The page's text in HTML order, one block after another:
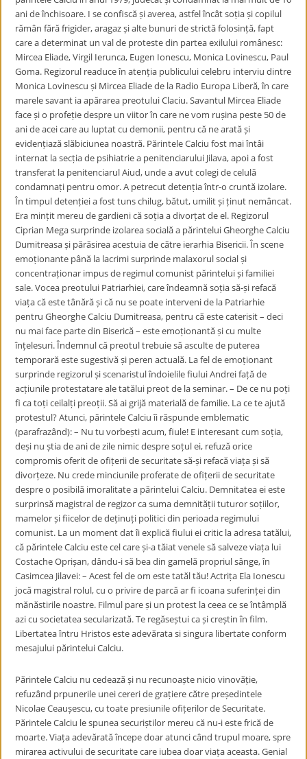
ani de închisoare. I se confiscă și averea, astfel încât soția și copilul
rămân fără frigider, aragaz și alte bunuri de strictă folosință, fapt
care a determinat un val de proteste din partea exilului românesc:
Mircea Eliade, Virgil Ierunca, Eugen Ionescu, Monica Lovinescu, Paul
Goma. Regizorul readuce în atenția publicului celebru interviu dintre
Monica Lovinescu și Mircea Eliade de la Radio Europa Liberă, în care
marele savant ia apărarea preotului Claciu. Savantul Mircea Eliade
face și o profeție despre un viitor în care ne vom rușina peste 50 de
ani de acei care au luptat cu demonii, pentru că ne arată și
evidențiază slăbiciunea noastră. Părintele Calciu fost mai întâi
internat la secția de psihiatrie a penitenciarului Jilava, apoi a fost
transferat la penitenciarul Aiud, unde a avut colegi de celulă
condamnați pentru omor. A petrecut detenția într-o cruntă izolare.
În timpul detenției a fost tuns chilug, bătut, umilit și ținut nemâncat.
Era mințit mereu de gardieni că soția a divorțat de el. Regizorul
Ciprian Mega surprinde izolarea socială a părintelui Gheorghe Calciu
Dumitreasa și părăsirea acestuia de către ierarhia Bisericii. În scene
emoționante până la lacrimi surprinde malaxorul social și
concentraționar impus de regimul comunist părintelui și familiei
sale. Vocea preotului Patriarhiei, care îndeamnă soția să-și refacă
viața că este tânără și că nu se poate interveni de la Patriarhie
pentru Gheorghe Calciu Dumitreasa, pentru că este caterisit – deci
nu mai face parte din Biserică – este emoționantă și cu multe
înțelesuri. Îndemnul că preotul trebuie să asculte de puterea
temporară este sugestivă și peren actuală. La fel de emoționant
surprinde regizorul și scenaristul îndoielile fiului Andrei față de
acțiunile protestatare ale tatălui preot de la seminar. – De ce nu poți
fi ca toți ceilalți preoții. Să ai grijă materială de familie. La ce te ajută
protestul? Atunci, părintele Calciu îi răspunde emblematic
(parafrazând): – Nu tu vorbești acum, fiule! E interesant cum soția,
deși nu știa de ani de zile nimic despre soțul ei, refuză orice
compromis oferit de ofițerii de securitate să-și refacă viața și să
divorțeze. Nu crede minciunile proferate de ofițerii de securitate
despre o posibilă imoralitate a părintelui Calciu. Demnitatea ei este
surprinsă magistral de regizor ca suma demnității tuturor soțiilor,
mamelor și fiicelor de deținuți politici din perioada regimului
comunist. La un moment dat îi explică fiului ei critic la adresa tatălui,
că părintele Calciu este cel care și-a tăiat venele să salveze viața lui
Costache Oprișan, dându-i să bea din gamelă propriul sânge, în
Casimcea Jilavei: – Acest fel de om este tatăl tău! Actrița Ela Ionescu
jocă magistral rolul, cu o privire de parcă ar fi icoana suferinței din
mănăstirile noastre. Filmul pare și un protest la ceea ce se întâmplă
azi cu societatea secularizată. Te regăseștui ca și creștin în film.
Libertatea întru Hristos este adevărata si singura libertate conform
mesajului părintelui Calciu.
Părintele Calciu nu cedează și nu recunoaște nicio vinovăție,
refuzând prpunerile unei cereri de grațiere către președintele
Nicolae Ceaușescu, cu toate presiunile ofițerilor de Securitate.
Părintele Calciu le spunea securiștilor mereu că nu-i este frică de
moarte. Viața adevărată începe doar atunci când trupul moare, spre
mirarea activului de securitate care iubea doar viața aceasta. Genial